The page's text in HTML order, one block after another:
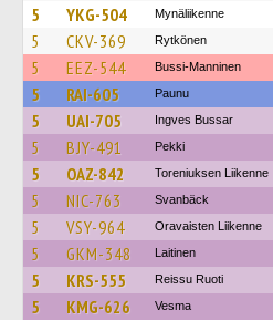
5 YKG-504 Mynäliikenne
5 CKV-369 Rytkönen
5 EEZ-544 Bussi-Manninen
5 RAI-605 Paunu
5 UAI-705 Ingves Bussar
5 BJY-491 Pekki
5 OAZ-842 Toreniuksen Liikenne
5 NIC-763 Svanbäck
5 VSY-964 Oravaisten Liikenne
5 GKM-348 Laitinen
5 KRS-555 Reissu Ruoti
5 KMG-626 Vesma